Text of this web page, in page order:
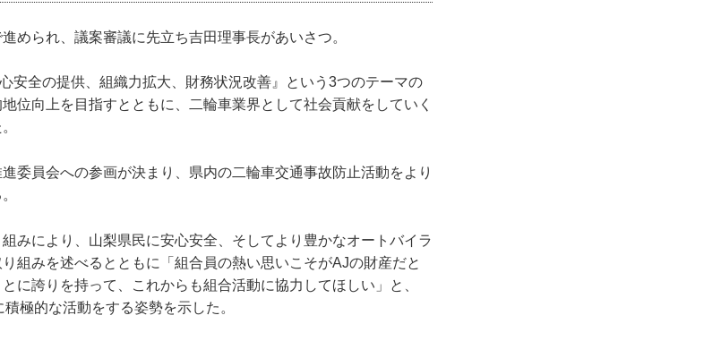
められ、議案審議に先立ち吉田理事長があいさつ。
安全の提供、組織力拡大、財務状況改善』という3つのテーマの
位向上を目指すとともに、二輪車業界として社会貢献をしていく
委員会への参画が決まり、県内の二輪車交通事故防止活動をより
みにより、山梨県民に安心安全、そしてより豊かなオートバイラ
組みを述べるとともに「組合員の熱い思いこそがAJの財産だと
に誇りを持って、これからも組合活動に協力してほしい」と、
極的な活動をする姿勢を示した。